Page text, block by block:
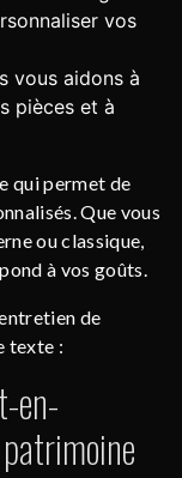
vos
vous aidons à
pièces et à
qui permet de
Que vous
ou classique,
à vos goûts.
de
texte :
en-